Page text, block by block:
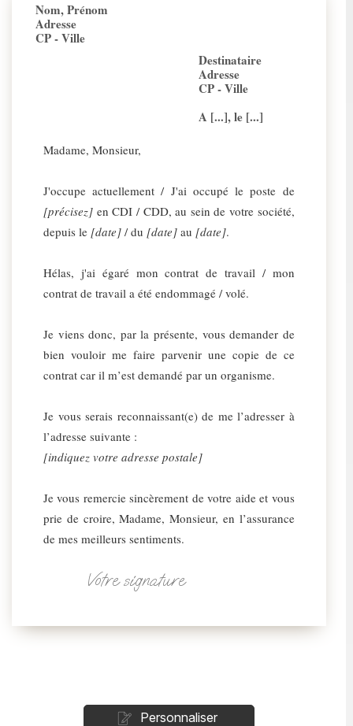
Nom, Prénom
Adresse
CP - Ville
Destinataire
Adresse
CP - Ville
A [...], le [...]
Madame, Monsieur,
J'occupe actuellement / J'ai occupé le poste de
[précisez] en CDI / CDD, au sein de votre société,
depuis le [date] / du [date] au [date].
Hélas, j'ai égaré mon contrat de travail / mon
contrat de travail a été endommagé / volé.
Je viens donc, par la présente, vous demander de
bien vouloir me faire parvenir une copie de ce
contrat car il m’est demandé par un organisme.
Je vous serais reconnaissant(e) de me l’adresser à
l’adresse suivante :
[indiquez votre adresse postale]
Je vous remercie sincèrement de votre aide et vous
prie de croire, Madame, Monsieur, en l’assurance
de mes meilleurs sentiments.
Votre signature
Personnaliser